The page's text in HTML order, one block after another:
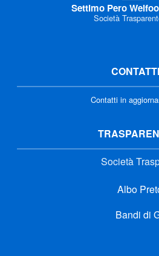
Settimo Pero
Società
CONTATTI
Contatti in
Società
Albo
Bandi di